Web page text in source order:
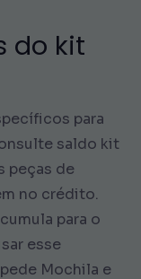
do kit
para
saldo kit
peças de
no crédito.
para o
esse
Mochila e